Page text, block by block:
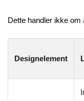
Dette handler ikke
Designelement